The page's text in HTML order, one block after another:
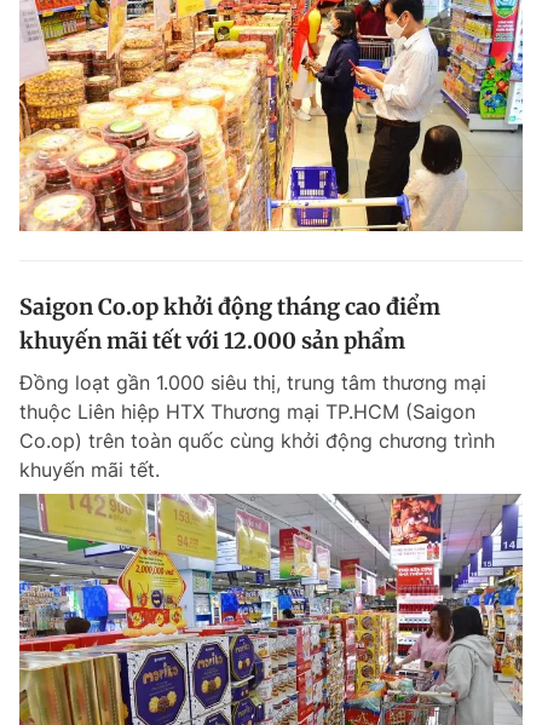
Saigon Co.op khởi động tháng cao điểm
khuyến mãi tết với 12.000 sản phẩm
Đồng loạt gần 1.000 siêu thị, trung tâm thương mại
thuộc Liên hiệp HTX Thương mại TP.HCM (Saigon
Co.op) trên toàn quốc cùng khởi động chương trình
khuyến mãi tết.